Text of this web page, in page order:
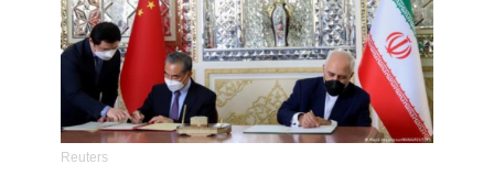
Reuters